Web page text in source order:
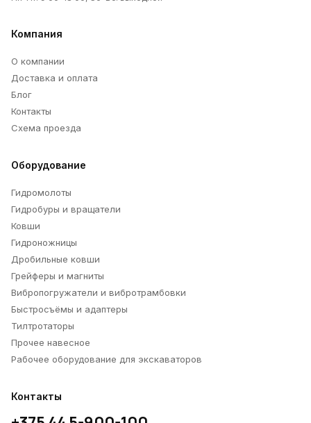
Компания
О компании
Доставка и оплата
Блог
Контакты
Схема проезда
Оборудование
Гидромолоты
Гидробуры и вращатели
Ковши
Гидроножницы
Дробильные ковши
Грейферы и магниты
Вибропогружатели и вибротрамбовки
Быстросъёмы и адаптеры
Тилтротаторы
Прочее навесное
Рабочее оборудование для экскаваторов
Контакты